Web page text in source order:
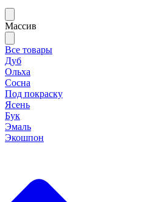
Массив
Все товары
Дуб
Ольха
Сосна
Под покраску
Ясень
Бук
Эмаль
Экошпон